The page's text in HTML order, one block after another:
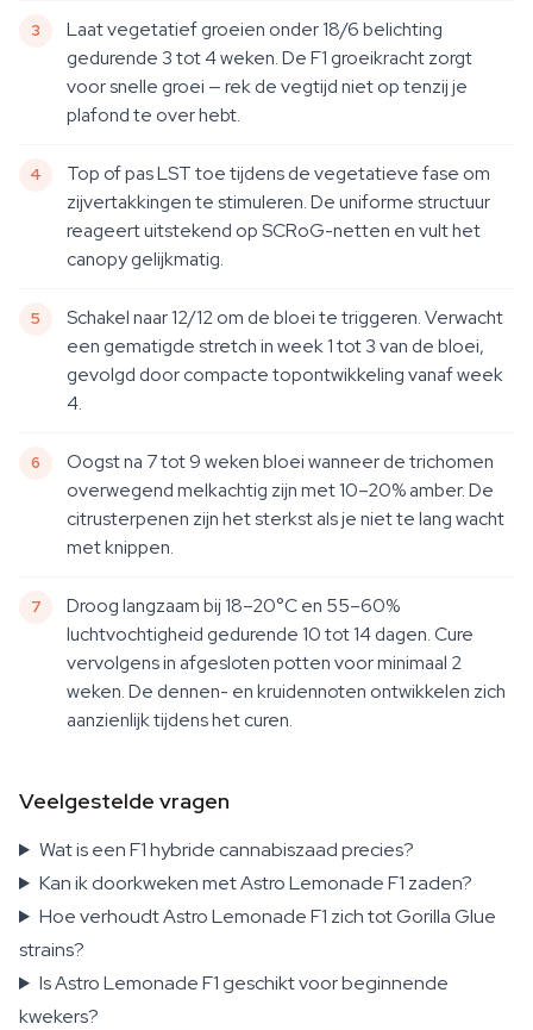
Laat vegetatief groeien onder 18/6 belichting
gedurende 3 tot 4 weken. De F1 groeikracht zorgt
voor snelle groei — rek de vegtijd niet op tenzij je
plafond te over hebt.
Top of pas LST toe tijdens de vegetatieve fase om
zijvertakkingen te stimuleren. De uniforme structuur
reageert uitstekend op SCRoG-netten en vult het
canopy gelijkmatig.
Schakel naar 12/12 om de bloei te triggeren. Verwacht
een gematigde stretch in week 1 tot 3 van de bloei,
gevolgd door compacte topontwikkeling vanaf week
4.
Oogst na 7 tot 9 weken bloei wanneer de trichomen
overwegend melkachtig zijn met 10–20% amber. De
citrusterpenen zijn het sterkst als je niet te lang wacht
met knippen.
Droog langzaam bij 18–20°C en 55–60%
luchtvochtigheid gedurende 10 tot 14 dagen. Cure
vervolgens in afgesloten potten voor minimaal 2
weken. De dennen- en kruidennoten ontwikkelen zich
aanzienlijk tijdens het curen.
Veelgestelde vragen
Wat is een F1 hybride cannabiszaad precies?
Kan ik doorkweken met Astro Lemonade F1 zaden?
Hoe verhoudt Astro Lemonade F1 zich tot Gorilla Glue
strains?
Is Astro Lemonade F1 geschikt voor beginnende
kwekers?